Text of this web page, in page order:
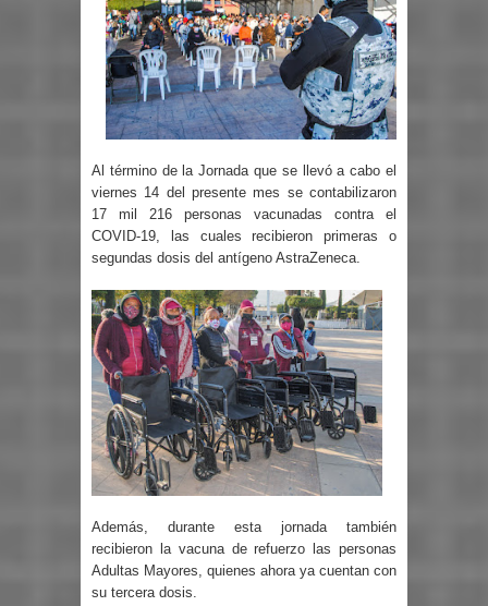
Al término de la Jornada que se llevó a cabo el
viernes 14 del presente mes se contabilizaron
17 mil 216 personas vacunadas contra el
COVID-19, las cuales recibieron primeras o
segundas dosis del antígeno AstraZeneca.
Además, durante esta jornada también
recibieron la vacuna de refuerzo las personas
Adultas Mayores, quienes ahora ya cuentan con
su tercera dosis.